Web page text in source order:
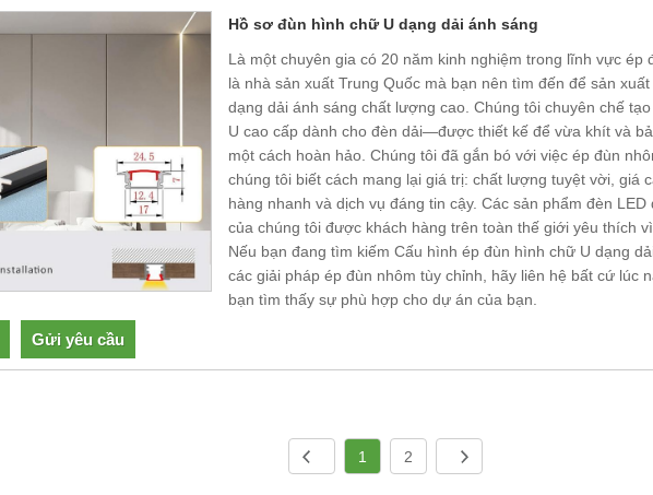
Hồ sơ đùn hình chữ U dạng dải ánh sáng
Là một chuyên gia có 20 năm kinh nghiệm trong lĩnh vực ép
là nhà sản xuất Trung Quốc mà bạn nên tìm đến để sản
dạng dải ánh sáng chất lượng cao. Chúng tôi chuyên chế
U cao cấp dành cho đèn dải—được thiết kế để vừa khít và
một cách hoàn hảo. Chúng tôi đã gắn bó với việc ép đùn
chúng tôi biết cách mang lại giá trị: chất lượng tuyệt vời, giá
hàng nhanh và dịch vụ đáng tin cậy. Các sản phẩm đèn
của chúng tôi được khách hàng trên toàn thế giới yêu thích
Nếu bạn đang tìm kiếm Cấu hình ép đùn hình chữ U dạng
các giải pháp ép đùn nhôm tùy chỉnh, hãy liên hệ bất cứ lúc
bạn tìm thấy sự phù hợp cho dự án của bạn.
Gửi yêu cầu
1 2